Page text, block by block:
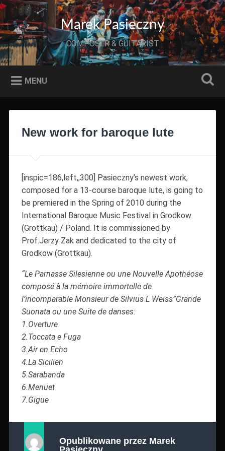
Przeskocz
treści
Szukaj Marek Pasieczny
COMPOSER & GUITARIST
MENU
New work for baroque lute
[inspic=186,left,,300] Pasieczny’s newest work,
composed for a 13-course baroque lute, is going to
be premiered in the Spring of 2010 during the
International Baroque Music Festival in Grodkow
(Grottkau) / Poland. It is commissioned by
Prof.Jerzy Zak and dedicated to the city of
Grodkow (Grottkau).
“Le Parnasse Silesienne ou une Nouvelle Apothéose
composé à la mémoire immortelle de
l’incomparable Monsieur de Silvius L Weiss”Grande
Suonata ou une Suite de danses:
1.Overture
2.Toccata e Fuga
3.Air en Echo
4.La Sicilien
5.Sarabanda
6.Menuet
7.Gigue
Opublikowane przez Marek